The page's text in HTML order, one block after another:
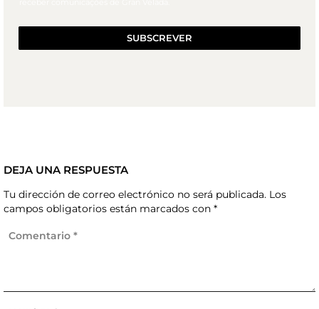
SUBSCREVER
DEJA UNA RESPUESTA
Tu dirección de correo electrónico no será publicada. Los
campos obligatorios están marcados con *